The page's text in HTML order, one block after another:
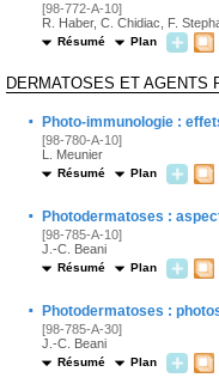
[98-772-A-10]
R. Haber, C. Chidiac, F.
Résumé Plan
DERMATOSES ET AGENTS
· Photo-immunologie :
[98-780-A-10]
L. Meunier
Résumé Plan
· Photodermatoses :
[98-785-A-10]
J.-C. Beani
Résumé Plan
· Photodermatoses :
[98-785-A-30]
J.-C. Beani
Résumé Plan